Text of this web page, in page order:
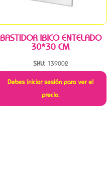
BASTIDOR IBICO ENTELADO
30*30 CM
SKU: 139002
Debes iniciar sesión para ver el
precio.